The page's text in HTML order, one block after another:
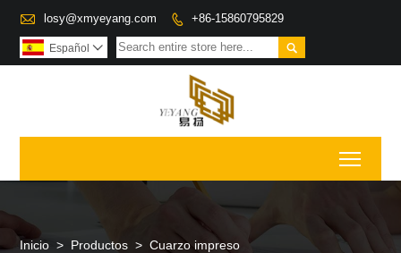
 losy@xmyeyang.com  +86-15860795829

Español 
Inicio > Productos > Cuarzo impreso